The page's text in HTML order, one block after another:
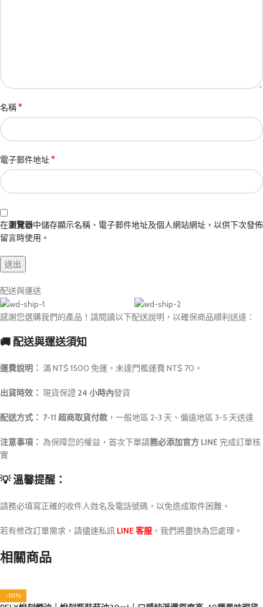
名稱*
電子郵件地址*
在瀏覽器中儲存顯示名稱、電子郵件地址及個人網站網址，以供下次發佈
留言時使用。
配送與運送
感謝您選購我們的產品！請閱讀以下配送說明，以確保商品順利送達：
🚚 配送與運送須知
運費說明： 滿 NT$ 1500 免運，未達門檻運費 NT$ 70。
出貨時效： 現貨保證 24 小時內發貨
配送方式： 7-11 超商取貨付款 ，一般地區 2-3 天、偏遠地區 3-5 天送達
注意事項： 為保障您的權益，首次下單請務必添加官方 LINE 完成訂單核
實
💡 溫馨提醒：
請務必填寫正確的收件人姓名及電話號碼，以免造成取件困難。
若有修改訂單需求，請儘速私訊 LINE 客服 ，我們將盡快為您處理。
相關商品
-10%